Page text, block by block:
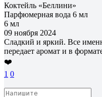
Коктейль «Беллини»
Парфюмерная вода 6 мл
6 мл
09 ноября 2024
Сладкий и яркий. Все
передает аромат и в
❤️
1 0